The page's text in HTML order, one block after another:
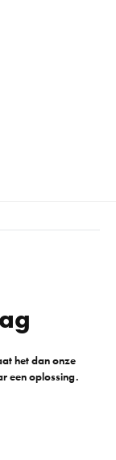
het dan onze
een oplossing.